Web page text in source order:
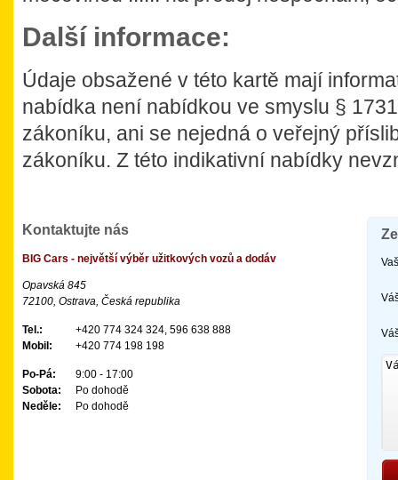
Další informace:
Údaje obsažené v této kartě mají
nabídka není nabídkou ve smyslu §
zákoníku, ani se nejedná o veřejný
zákoníku. Z této indikativní nabídky
Kontaktujte nás
BIG Cars - největší výběr užitkových vozů a dodáv
Opavská 845
72100, Ostrava, Česká republika
Tel.:
+420 774 324 324, 596 638 888
Mobil:
+420 774 198 198
Po-Pá:
9:00 - 17:00
Sobota:
Po dohodě
Neděle:
Po dohodě